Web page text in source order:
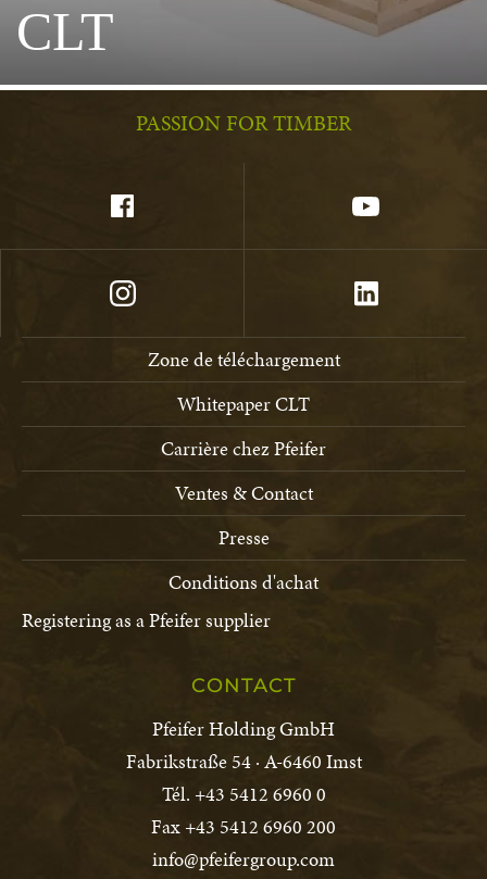
CLT
PASSION FOR TIMBER
Zone de téléchargement
Whitepaper CLT
Carrière chez Pfeifer
Ventes & Contact
Presse
Conditions d'achat
Registering as a Pfeifer supplier
CONTACT
Pfeifer Holding GmbH
Fabrikstraße 54 · A-6460 Imst
Tél. +43 5412 6960 0
Fax +43 5412 6960 200
info@pfeifergroup.com